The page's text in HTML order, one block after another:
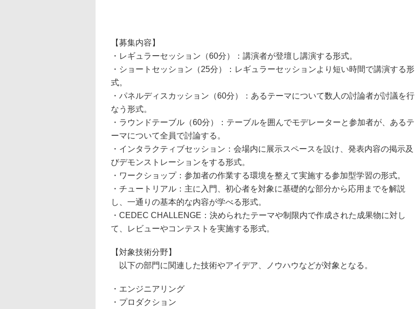
【募集内容】
・レギュラーセッション（60分）：講演者が登壇し講演する形式。
・ショートセッション（25分）：レギュラーセッションより短い時間で講演する形
式。
・パネルディスカッション（60分）：あるテーマについて数人の討論者が討議を行
なう形式。
・ラウンドテーブル（60分）：テーブルを囲んでモデレーターと参加者が、あるテ
ーマについて全員で討論する。
・インタラクティブセッション：会場内に展示スペースを設け、発表内容の掲示及
びデモンストレーションをする形式。
・ワークショップ：参加者の作業する環境を整えて実施する参加型学習の形式。
・チュートリアル：主に入門、初心者を対象に基礎的な部分から応用までを解説
し、一通りの基本的な内容が学べる形式。
・CEDEC CHALLENGE：決められたテーマや制限内で作成された成果物に対し
て、レビューやコンテストを実施する形式。
【対象技術分野】
以下の部門に関連した技術やアイデア、ノウハウなどが対象となる。
・エンジニアリング
・プロダクション